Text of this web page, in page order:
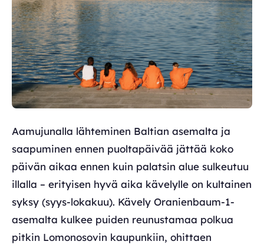
Aamujunalla lähteminen Baltian asemalta ja
saapuminen ennen puoltapäivää jättää koko
päivän aikaa ennen kuin palatsin alue sulkeutuu
illalla – erityisen hyvä aika kävelylle on kultainen
syksy (syys-lokakuu). Kävely Oranienbaum-1-
asemalta kulkee puiden reunustamaa polkua
pitkin Lomonosovin kaupunkiin, ohittaen